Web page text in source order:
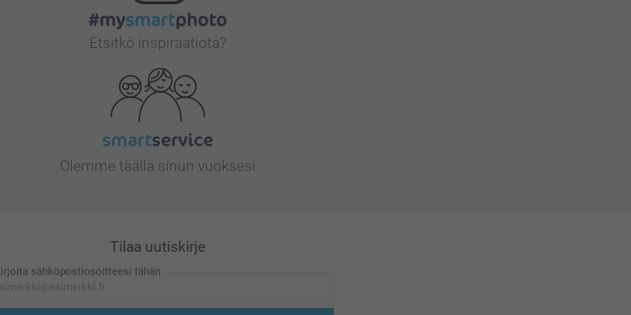
Etsitkö inspiraatiota?
Olemme täällä sinun vuoksesi
Tilaa uutiskirje
sähköpostiosoitteesi tähän